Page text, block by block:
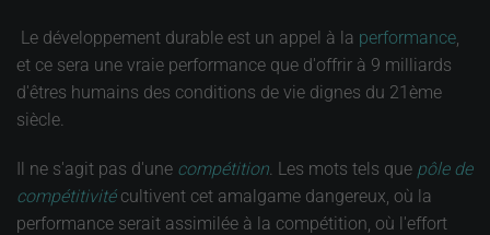
Le développement durable est un appel à la performance
et ce sera une vraie performance que d'offrir à 9 milliards
d'êtres humains des conditions de vie dignes du 21ème
siècle.
Il ne s'agit pas d'une compétition . Les mots tels que pôle de
compétitivitécultivent cet amalgame dangereux, où la
performance serait assimilée à la compétition, où l'effort